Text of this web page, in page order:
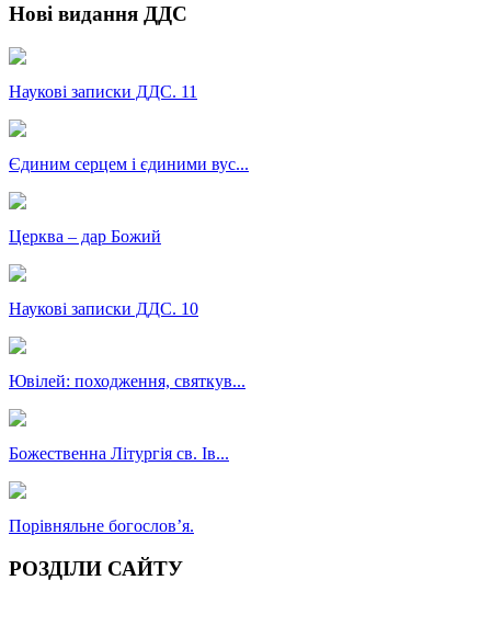
Нові видання ДДС
Наукові записки ДДС. 11
Єдиним серцем і єдиними вус...
Церква – дар Божий
Наукові записки ДДС. 10
Ювілей: походження, святкув...
Божественна Літургія св. Ів...
Порівняльне богословʼя.
РОЗДІЛИ САЙТУ